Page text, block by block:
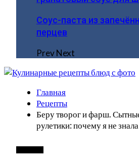
Соус-паста из
перцев
PrevNext
Главная
Рецепты
Беру творог и фарш.
рулетики: почему я не